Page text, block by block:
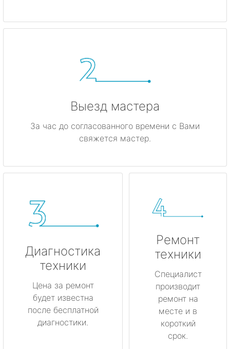
Выезд мастера
За час до согласованного времени с Вами
свяжется мастер.
Диагностика
техники
Цена за ремонт
будет известна
после бесплатной
диагностики.
Ремонт
техники
Специалист
производит
ремонт на
месте и в
короткий
срок.